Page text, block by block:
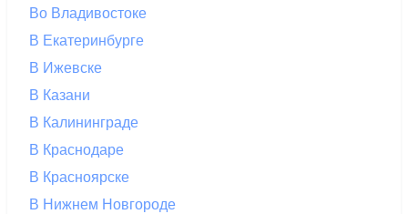
Во Владивостоке
В Екатеринбурге
В Ижевске
В Казани
В Калининграде
В Краснодаре
В Красноярске
В Нижнем Новгороде